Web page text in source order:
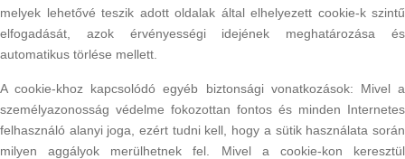
melyek lehetővé teszik adott oldalak által elhelyezett cookie-k szintű
elfogadását, azok érvényességi idejének meghatározása és
automatikus törlése mellett.
A cookie-khoz kapcsolódó egyéb biztonsági vonatkozások: Mivel a
személyazonosság védelme fokozottan fontos és minden Internetes
felhasználó alanyi joga, ezért tudni kell, hogy a sütik használata során
milyen aggályok merülhetnek fel. Mivel a cookie-kon keresztül